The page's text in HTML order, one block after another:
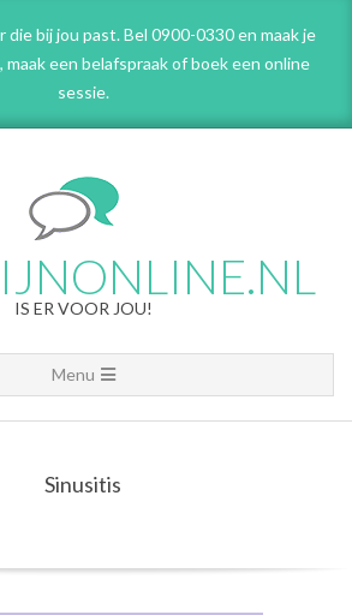
bij jou past. Bel 0900-0330 en maak je
maak een belafspraakof boek een online
sessie.
IS ER VOOR JOU!
Menu
Sinusitis